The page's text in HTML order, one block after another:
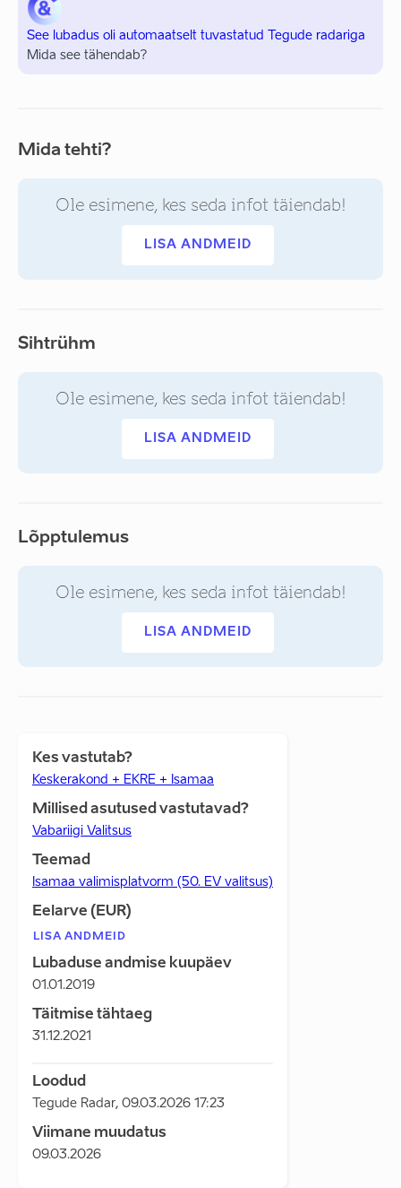
See lubadus oli automaatselt tuvastatud Tegude radariga
Mida see tähendab?
Mida tehti?
Ole esimene, kes seda infot täiendab!
LISA ANDMEID
Sihtrühm
Ole esimene, kes seda infot täiendab!
LISA ANDMEID
Lõpptulemus
Ole esimene, kes seda infot täiendab!
LISA ANDMEID
Kes vastutab?
Keskerakond + EKRE + Isamaa
Millised asutused vastutavad?
Vabariigi Valitsus
Teemad
Isamaa valimisplatvorm (50. EV valitsus)
Eelarve (EUR)
LISA ANDMEID
Lubaduse andmise kuupäev
01.01.2019
Täitmise tähtaeg
31.12.2021
Loodud
Tegude Radar, 09.03.2026 17:23
Viimane muudatus
09.03.2026